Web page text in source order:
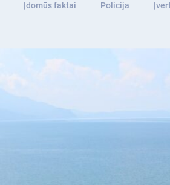
Įdomūs faktai Policija